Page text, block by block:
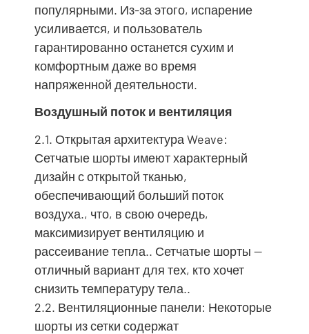
популярными. Из-за этого, испарение
усиливается, и пользователь
гарантированно останется сухим и
комфортным даже во время
напряженной деятельности.
Воздушный поток и вентиляция
2.1. Открытая архитектура Weave:
Сетчатые шорты имеют характерный
дизайн с открытой тканью,
обеспечивающий больший поток
воздуха., что, в свою очередь,
максимизирует вентиляцию и
рассеивание тепла.. Сетчатые шорты —
отличный вариант для тех, кто хочет
снизить температуру тела..
2.2. Вентиляционные панели: Некоторые
шорты из сетки содержат